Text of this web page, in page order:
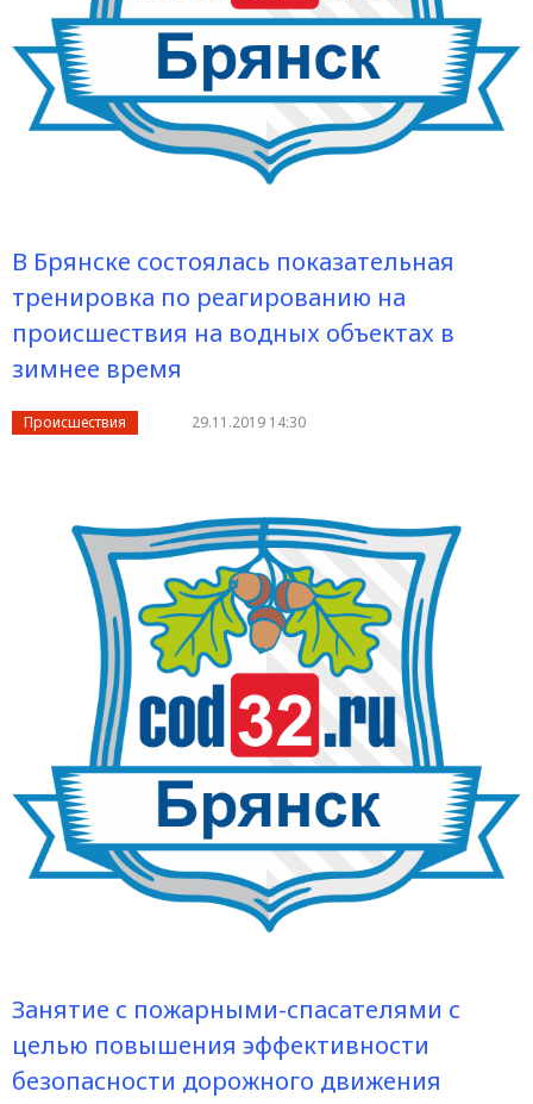
В Брянске состоялась показательная
тренировка по реагированию на
происшествия на водных объектах в
зимнее время
Происшествия 29.11.2019 14:30
Занятие с пожарными-спасателями с
целью повышения эффективности
безопасности дорожного движения